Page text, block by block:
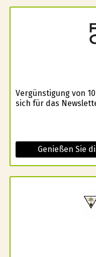
Vergünstigung von
sich für das
Genießen Sie